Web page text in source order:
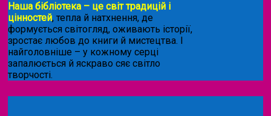
Наша бібліотека – це світ традицій і
цінностей, тепла й натхнення, де
формується світогляд, оживають історії,
зростає любов до книги й мистецтва. І
найголовніше – у кожному серці
запалюється й яскраво сяє світло
творчості.